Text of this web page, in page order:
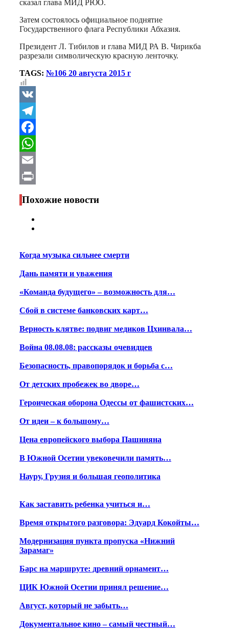
сказал глава МИД РЮО.
Затем состоялось официальное поднятие
Государственного флага Республики Абхазия.
Президент Л. Тибилов и глава МИД РА В. Чирикба
разрезали символическую красную ленточку.
TAGS: №106 20 августа 2015 г
VK
Telegram
Facebook
WhatsApp
Email
Print
Похожие новости
Когда музыка сильнее смерти
Дань памяти и уважения
«Команда будущего» – возможность для…
Сбой в системе банковских карт…
Верность клятве: подвиг медиков Цхинвала…
Война 08.08.08: рассказы очевидцев
Безопасность, правопорядок и борьба с…
От детских пробежек во дворе…
Героическая оборона Одессы от фашистских…
От идеи – к большому…
Цена европейского выбора Пашиняна
В Южной Осетии увековечили память…
Науру, Грузия и большая геополитика
Как заставить ребенка учиться и…
Время открытого разговора: Эдуард Кокойты…
Модернизация пункта пропуска «Нижний
Зарамаг»
Барс на маршруте: древний орнамент…
ЦИК Южной Осетии принял решение…
Август, который не забыть…
Документальное кино – самый честный…